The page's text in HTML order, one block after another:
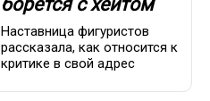
Наставница фигуристов
рассказала, как относится к
критике в свой адрес